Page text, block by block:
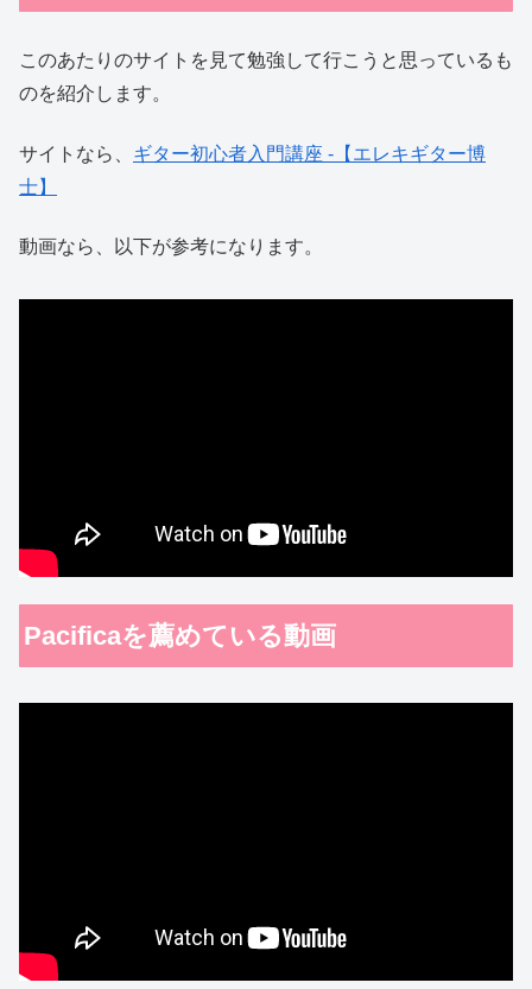
このあたりのサイトを見て勉強して行こうと思っているも
のを紹介します。
サイトなら、 ギター初心者入門講座 -【エレキギター博
士】
動画なら、以下が参考になります。
Pacificaを薦めている動画